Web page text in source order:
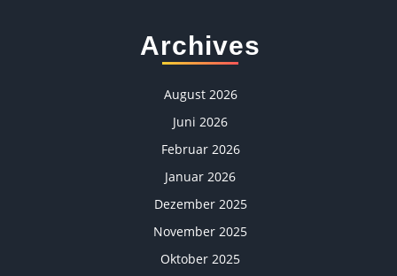
Archives
August 2026
Juni 2026
Februar 2026
Januar 2026
Dezember 2025
November 2025
Oktober 2025